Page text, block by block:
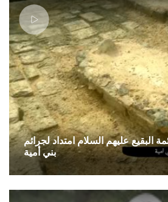
البقيع عليهم السلام امتداد لجرائم
بني أمية